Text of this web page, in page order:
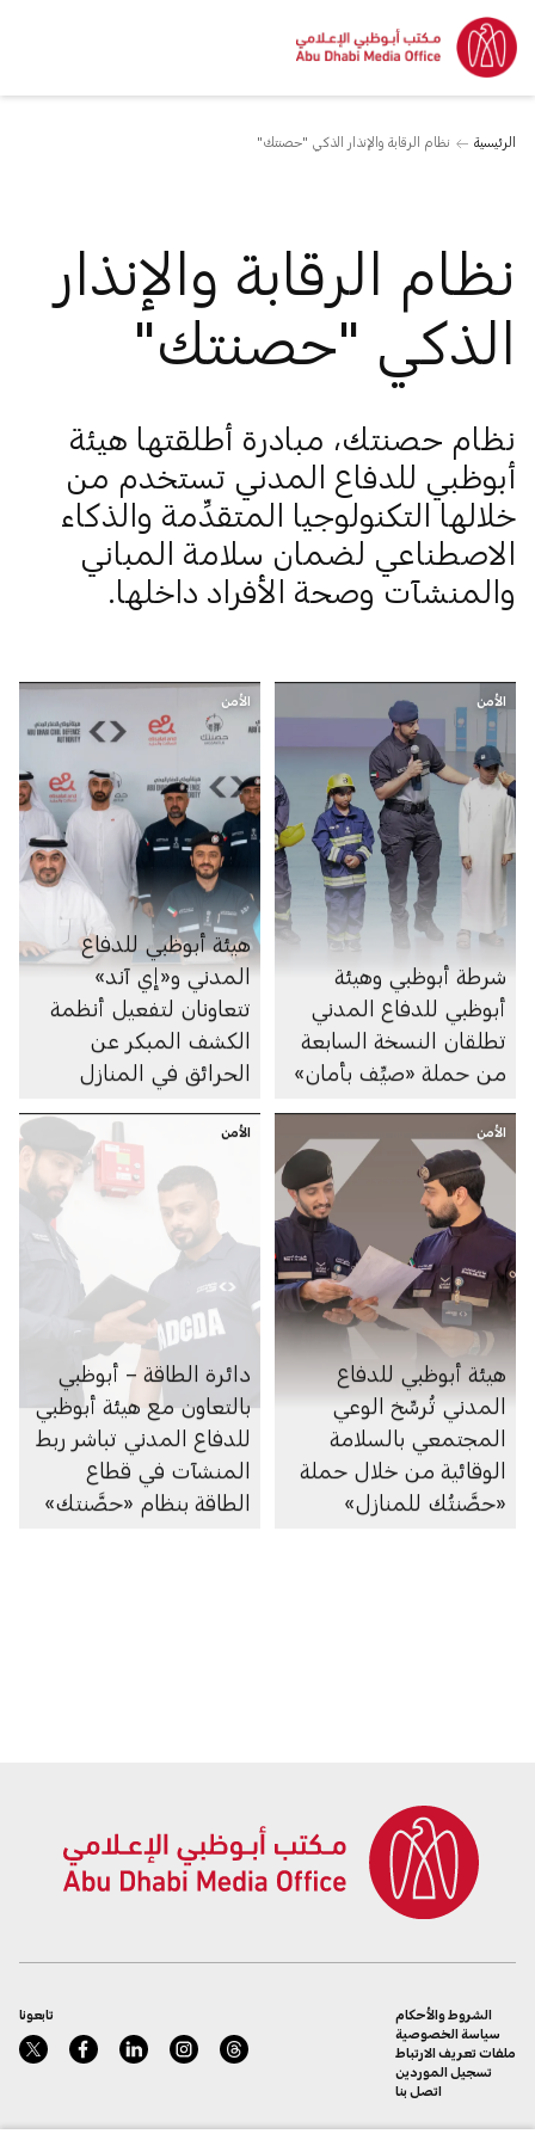
الرئيسية نظام الرقابة والإنذار الذكي "حصنتك"
نظام الرقابة والإنذار
الذكي "حصنتك"
نظام حصنتك، مبادرة أطلقتها هيئة
أبوظبي للدفاع المدني تستخدم من
خلالها التكنولوجيا المتقدِّمة والذكاء
الاصطناعي لضمان سلامة المباني
والمنشآت وصحة الأفراد داخلها.
الأمن
شرطة أبوظبي وهيئة
أبوظبي للدفاع المدني
تطلقان النسخة السابعة
من حملة «صيِّف بأمان»
الأمن
هيئة أبوظبي للدفاع
المدني و«إي آند»
تتعاونان لتفعيل أنظمة
الكشف المبكر عن
الحرائق في المنازل
الأمن
هيئة أبوظبي للدفاع
المدني تُرسِّخ الوعي
المجتمعي بالسلامة
الوقائية من خلال حملة
«حصَّنتُك للمنازل»
الأمن
دائرة الطاقة – أبوظبي
بالتعاون مع هيئة أبوظبي
للدفاع المدني تباشر ربط
المنشآت في قطاع
الطاقة بنظام «حصَّنتك»
تابعونا
الشروط والأحكام
سياسة الخصوصية
ملفات تعريف الارتباط
تسجيل الموردين
اتصل بنا